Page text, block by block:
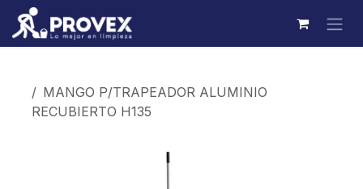
Ir al contenido
MANGO P/TRAPEADOR ALUMINIO
RECUBIERTO H135